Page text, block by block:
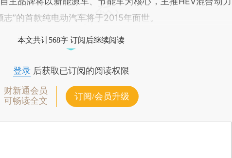
”的首款纯电动汽车将于2015年面世。
本文共计568字 订阅后继续阅读
登录后获取已订阅的阅读权限
财新通会员
可畅读全文
订阅/会员升级